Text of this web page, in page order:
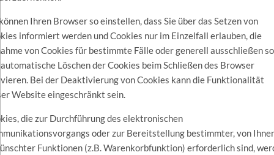
Ihren Browser so einstellen, dass Sie über das Setzen von
informiert werden und Cookies nur im Einzelfall erlauben, die
von Cookies für bestimmte Fälle oder generell ausschließen
Löschen der Cookies beim Schließen des Browser
Bei der Deaktivierung von Cookies kann die Funktionalität
Website eingeschränkt sein.
die zur Durchführung des elektronischen
oder zur Bereitstellung bestimmter, von
Funktionen (z.B. Warenkorbfunktion) erforderlich sind,